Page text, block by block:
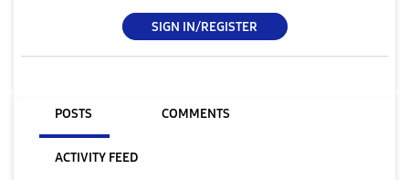
SIGN IN/REGISTER
POSTS COMMENTS
ACTIVITY FEED